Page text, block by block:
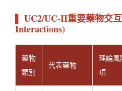
▌ UC2/UC-II重要藥物交
Interactions)
藥物
類別
代表藥物
理論風
項